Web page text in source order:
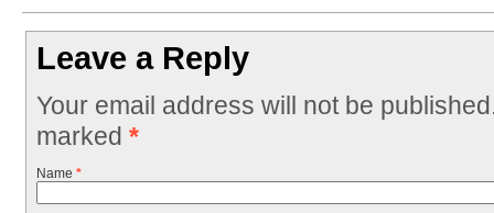
Leave a Reply
Your email address will not be
marked *
Name *